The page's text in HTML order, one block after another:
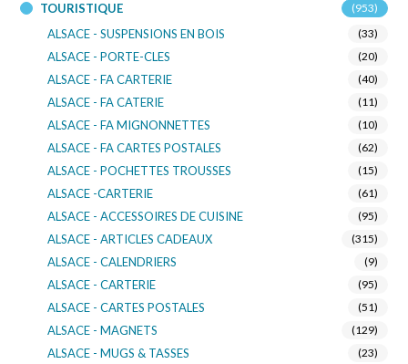
TOURISTIQUE (953)
ALSACE - SUSPENSIONS EN BOIS (33)
ALSACE - PORTE-CLES (20)
ALSACE - FA CARTERIE (40)
ALSACE - FA CATERIE (11)
ALSACE - FA MIGNONNETTES (10)
ALSACE - FA CARTES POSTALES (62)
ALSACE - POCHETTES TROUSSES (15)
ALSACE -CARTERIE (61)
ALSACE - ACCESSOIRES DE CUISINE (95)
ALSACE - ARTICLES CADEAUX (315)
ALSACE - CALENDRIERS (9)
ALSACE - CARTERIE (95)
ALSACE - CARTES POSTALES (51)
ALSACE - MAGNETS (129)
ALSACE - MUGS & TASSES (23)